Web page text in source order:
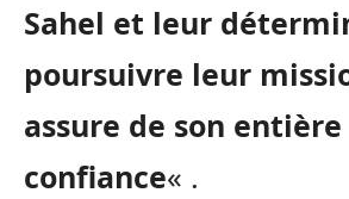
Sahel et leur
poursuivre leur
assure de son entière
confiance« .